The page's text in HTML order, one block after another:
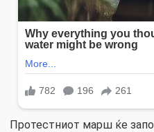
Протестниот марш ќе